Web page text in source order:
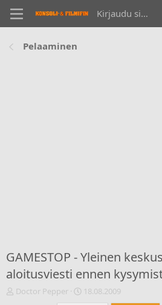
Kirjaudu sisään
Pelaaminen
GAMESTOP - Yleinen
aloitusviesti ennen
V
Doctor Pepper
A18.08.2009